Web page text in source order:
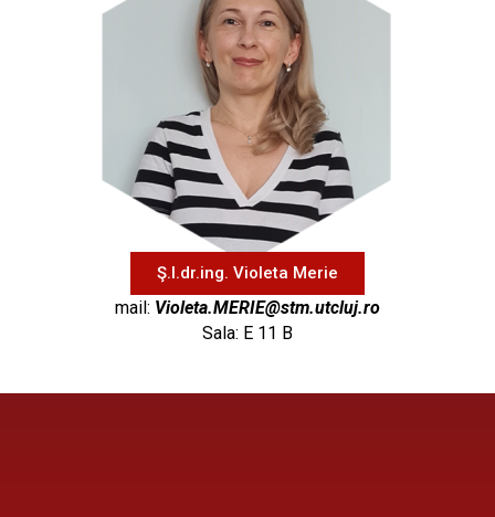
Ş.l.dr.ing. Violeta Merie
mail: Violeta.MERIE@stm.utcluj.ro
Sala: E 11 B